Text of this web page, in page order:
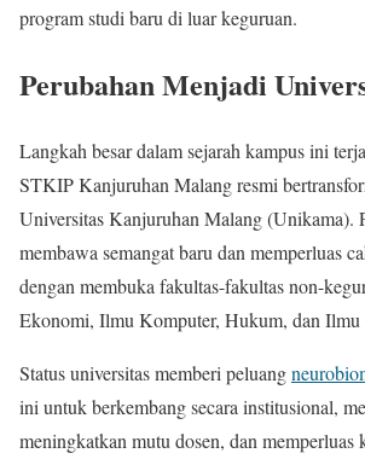
program studi baru di luar keguruan.
Perubahan Menjadi
Langkah besar dalam sejarah kampus ini
STKIP Kanjuruhan Malang resmi
Universitas Kanjuruhan Malang (Unikama).
membawa semangat baru dan memperluas
dengan membuka fakultas-fakultas non-
Ekonomi, Ilmu Komputer, Hukum, dan Ilmu
Status universitas memberi peluang
ini untuk berkembang secara institusional,
meningkatkan mutu dosen, dan memperluas